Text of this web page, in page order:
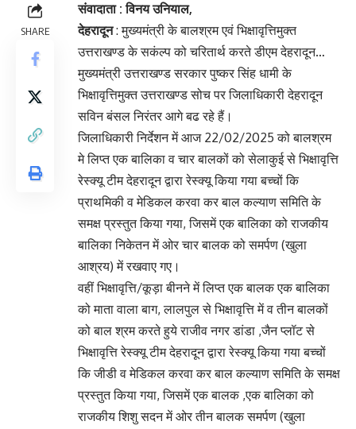
SHARE
संवादाता : विनय उनियाल,
देहरादून: मुख्यमंत्री के बालश्रम एवं भिक्षावृत्तिमुक्त
उत्तराखण्ड के सकंल्प को चरितार्थ करते डीएम देहरादून…
मुख्यमंत्री उत्तराखण्ड सरकार पुष्कर सिंह धामी के
भिक्षावृत्तिमुक्त उत्तराखण्ड सोच पर जिलाधिकारी देहरादून
सविन बंसल निरंतर आगे बढ रहे हैं।
जिलाधिकारी निर्देशन में आज 22/02/2025 को बालश्रम
मे लिप्त एक बालिका व चार बालकों को सेलाकुई से भिक्षावृत्ति
रेस्क्यू टीम देहरादून द्वारा रेस्क्यू किया गया बच्चों कि
प्राथमिकी व मेडिकल करवा कर बाल कल्याण समिति के
समक्ष प्रस्तुत किया गया, जिसमें एक बालिका को राजकीय
बालिका निकेतन में ओर चार बालक को समर्पण (खुला
आश्रय) में रखवाए गए।
वहीं भिक्षावृत्ति/कूड़ा बीनने में लिप्त एक बालक एक बालिका
को माता वाला बाग, लालपुल से भिक्षावृत्ति में व तीन बालकों
को बाल श्रम करते हुये राजीव नगर डांडा ,जैन प्लॉट से
भिक्षावृत्ति रेस्क्यू टीम देहरादून द्वारा रेस्क्यू किया गया बच्चों
कि जीडी व मेडिकल करवा कर बाल कल्याण समिति के समक्ष
प्रस्तुत किया गया, जिसमें एक बालक ,एक बालिका को
राजकीय शिशु सदन में ओर तीन बालक समर्पण (खुला